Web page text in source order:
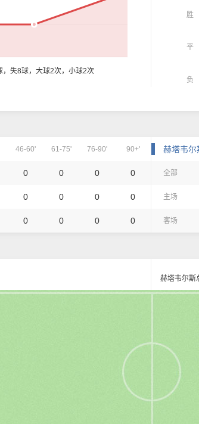
，失8球，大球2次，小球2次
胜
平
负
46-60' 61-75' 76-90' 90+'
0 0 0 0
0 0 0 0
0 0 0 0
赫塔韦尔
全部
主场
客场
赫塔韦尔斯